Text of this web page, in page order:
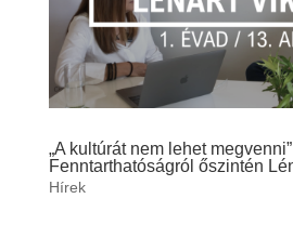
„A kultúrát nem lehet megvenni” |
Fenntarthatóságról őszintén
Hírek